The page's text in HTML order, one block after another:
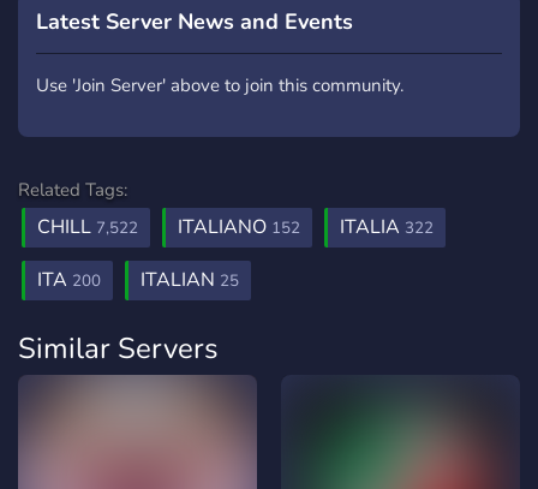
Latest Server News and Events
Use 'Join Server' above to join this community.
Related Tags:
CHILL 7,522 ITALIANO 152 ITALIA 322
ITA 200 ITALIAN 25
Similar Servers